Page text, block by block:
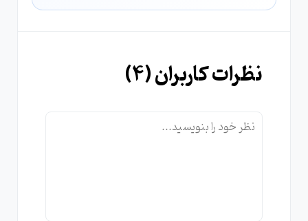
نظرات کاربران (4
)